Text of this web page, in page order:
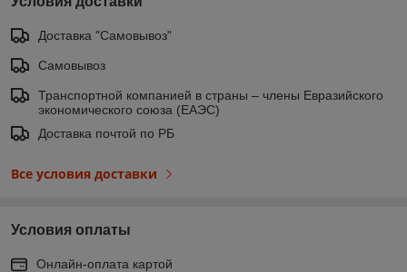
Доставка "Самовывоз"
Самовывоз
Транспортной компанией в страны – члены Евразийского
экономического союза (ЕАЭС)
Доставка почтой по РБ
Все условия доставки
Условия оплаты
Онлайн-оплата картой